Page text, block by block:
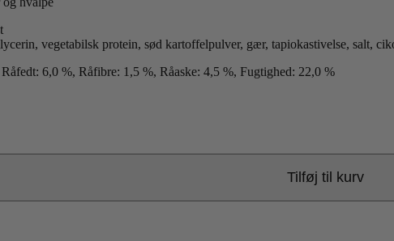
vegetabilsk protein, sød kartoffelpulver, gær, tapiokastivelse, salt,
6,0 %, Råfibre: 1,5 %, Råaske: 4,5 %, Fugtighed: 22,0 %
Tilføj til kurv